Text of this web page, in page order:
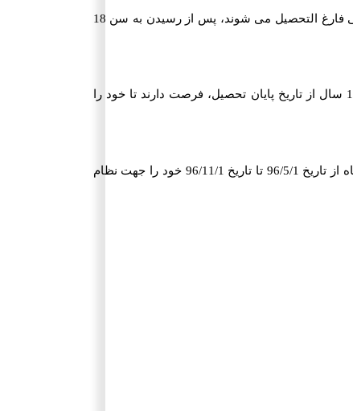
بر اساس قوانین خدمت وظیفه عمومی، افرادی که قبل از سن مشمولیت ترک تحصیل کنند یا از تحصیل انصراف بدهند و یا در دوره متوسطه تحصیلی فارغ التحصیل می شوند، پس از رسیدن به سن 18
همچنین آن دسته از افرادی که پس از سن مشمولیت ترک تحصیل کنند یا اخراج شوند، انصراف دهند و یا فارغ التحصیل شوند، حداکثر ظرف مدت 1 سال از تاریخ پایان تحصیل، فرصت دارند تا خود را
به عنوان مثال، اگر فرد مذکر متولد 78/5/20 در سال 93 و قبل از آن در مقطع درسی سوم راهنمایی ترک تحصیل کند، در صورتی که ظرف مدت 6 ماه از تاریخ 96/5/1 تا تاریخ 96/11/1 خود را جهت نظام